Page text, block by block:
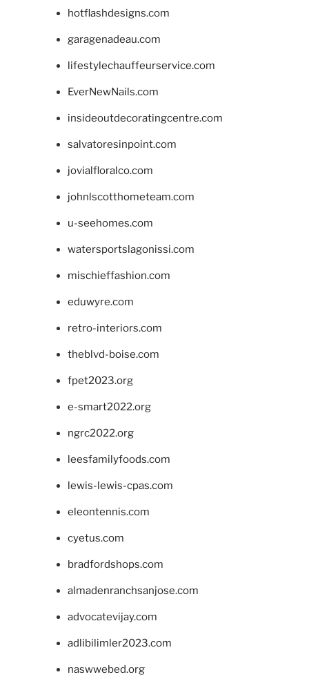
hotflashdesigns.com
garagenadeau.com
lifestylechauffeurservice.com
EverNewNails.com
insideoutdecoratingcentre.com
salvatoresinpoint.com
jovialfloralco.com
johnlscotthometeam.com
u-seehomes.com
watersportslagonissi.com
mischieffashion.com
eduwyre.com
retro-interiors.com
theblvd-boise.com
fpet2023.org
e-smart2022.org
ngrc2022.org
leesfamilyfoods.com
lewis-lewis-cpas.com
eleontennis.com
cyetus.com
bradfordshops.com
almadenranchsanjose.com
advocatevijay.com
adlibilimler2023.com
naswwebed.org